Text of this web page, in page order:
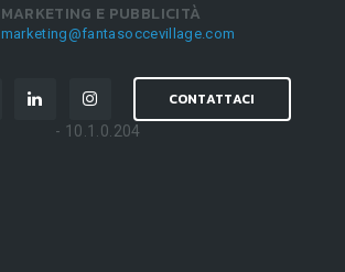
MARKETING E PUBBLICITÀ
marketing@fantasoccevillage.com
CONTATTACI
- 10.1.0.204